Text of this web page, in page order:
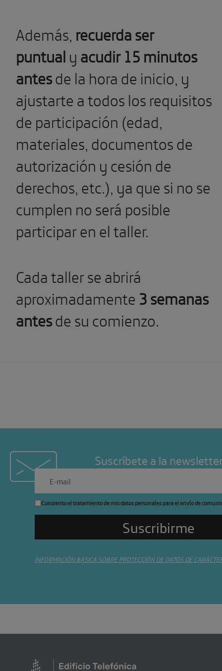
Además, recuerda ser
puntualyacudir 15 minutos
antesde la hora de inicio, y
ajustarte a todos los requisitos
de participación (edad,
materiales, documentos de
autorización y cesión de
derechos, etc.), ya que si no se
cumplen no será posible
participar en el taller.
Cada taller se abrirá
aproximadamente 3 semanas
antesde su comienzo.
Suscríbete a la
Consiento el tratamiento de mis datos personales para el envío de
INFORMACIÓN BÁSICA SOBRE PROTECCIÓN DE DATOS DE